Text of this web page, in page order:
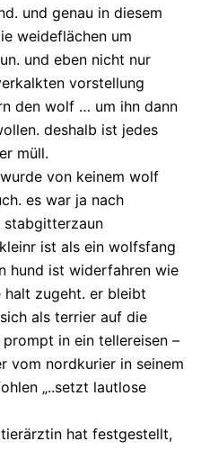
und genau in diesem
weideflächen um
und eben nicht nur
vorstellung
den wolf … um ihn dann
deshalb ist jedes
müll.
von keinem wolf
es war ja nach
stabgitterzaun
ist als ein wolfsfang
hund ist widerfahren wie
halt zugeht. er bleibt
als terrier auf die
in ein tellereisen –
vom nordkurier in seinem
„..setzt lautlose
hat festgestellt,